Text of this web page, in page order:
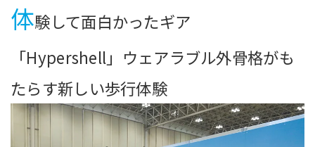
体験して面白かったギア
「Hypershell」ウェアラブル外骨格がも
たらす新しい歩行体験